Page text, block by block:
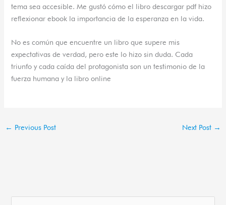
tema sea accesible. Me gustó cómo el libro descargar pdf hizo
reflexionar ebook la importancia de la esperanza en la vida.
No es común que encuentre un libro que supere mis
expectativas de verdad, pero este lo hizo sin duda. Cada
triunfo y cada caída del protagonista son un testimonio de la
fuerza humana y la libro online​
← Previous Post Next Post →